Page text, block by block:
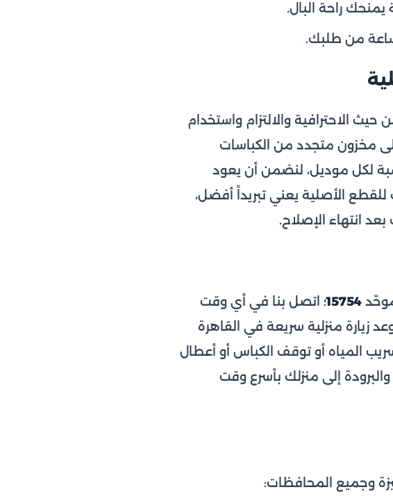
راحة البال.
حيث الاحترافية والالتزام واستخدام
مخزون متجدد من الكباسات
لكل موديل، لنضمن أن يعود
الأصلية يعني تبريداً أفضل،
انتهاء الإصلاح.
15754؛ اتصل بنا في أي وقت
زيارة منزلية سريعة في القاهرة
المياه أو توقف الكباس أو أعطال
والبرودة إلى منزلك بأسرع وقت
وجميع المحافظات: